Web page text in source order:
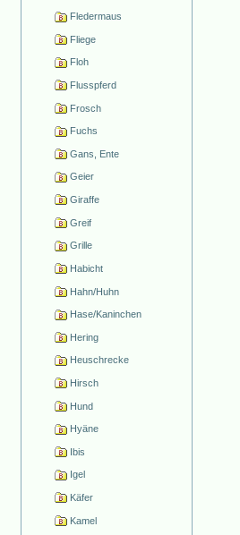
Fledermaus
Fliege
Floh
Flusspferd
Frosch
Fuchs
Gans, Ente
Geier
Giraffe
Greif
Grille
Habicht
Hahn/Huhn
Hase/Kaninchen
Hering
Heuschrecke
Hirsch
Hund
Hyäne
Ibis
Igel
Käfer
Kamel